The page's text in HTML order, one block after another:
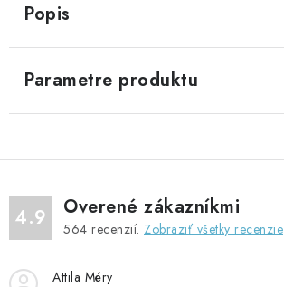
Popis
Parametre produktu
4.9 Overené zákazníkmi
564 recenzií. Zobraziť všetky recenzie
Attila Méry